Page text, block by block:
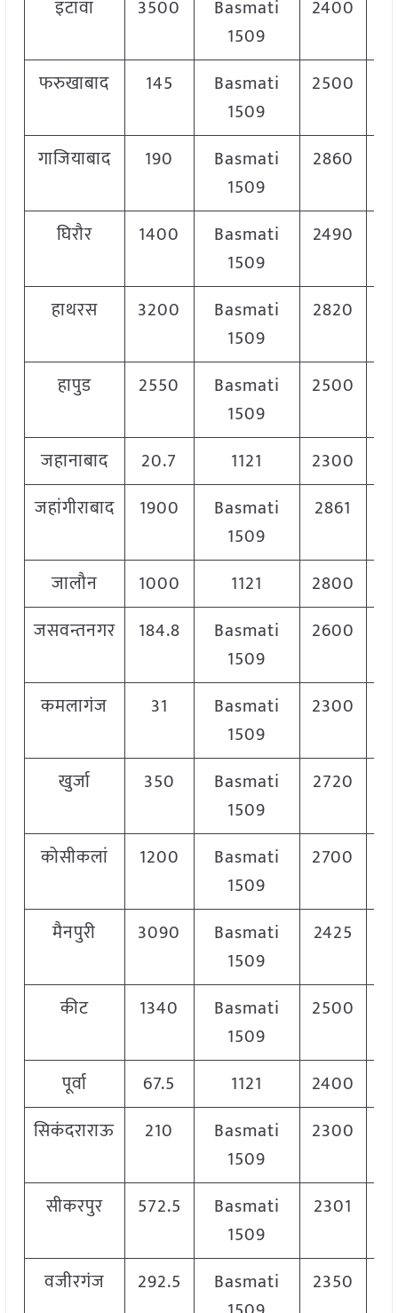
इटावा 3500
Basmati
1509
2400
फरुखाबाद 145
Basmati
1509
2500
गाजियाबाद 190
Basmati
1509
2860
घिरौर 1400
Basmati
1509
2490
हाथरस 3200
Basmati
1509
2820
हापुड 2550
Basmati
1509
2500
जहानाबाद 20.7 1121 2300
जहांगीराबाद
1900
Basmati
1509
2861
जालौन 1000 1121 2800
जसवन्तनगर
184.8
Basmati
1509
2600
कमलागंज 31
Basmati
1509
2300
खुर्जा 350
Basmati
1509
2720
कोसीकलां 1200
Basmati
1509
2700
मैनपुरी 3090
Basmati
1509
2425
कीट 1340
Basmati
1509
2500
पूर्वा 67.5 1121 2400
सिकंदराराऊ
210
Basmati
1509
2300
सीकरपुर 572.5
Basmati
1509
2301
वजीरगंज 292.5
Basmati
2350